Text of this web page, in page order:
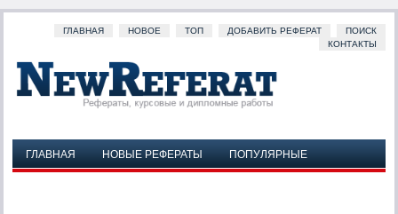
ГЛАВНАЯ НОВОЕ ТОП ДОБАВИТЬ РЕФЕРАТ
ПОИСК
КОНТАКТЫ
ГЛАВНАЯ НОВЫЕ РЕФЕРАТЫ
ПОПУЛЯРНЫЕ